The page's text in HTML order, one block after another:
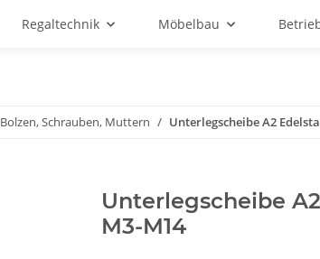
Regaltechnik Möbelbau
Bolzen, Schrauben, Muttern Unterlegscheibe A2
Unterlegscheibe
M3-M14